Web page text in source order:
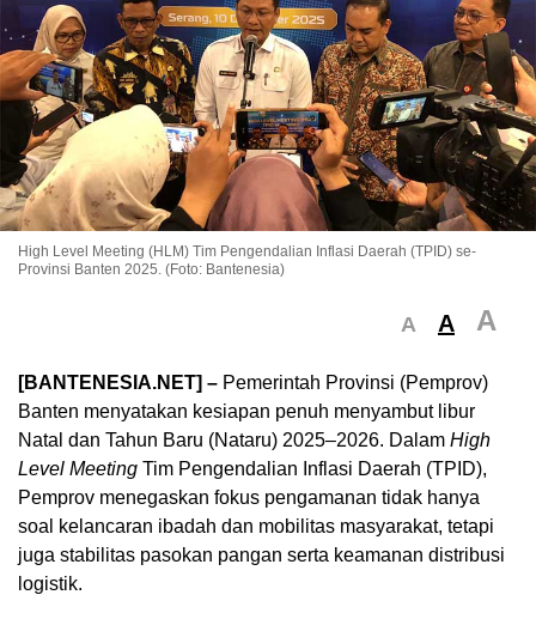
High Level Meeting (HLM) Tim Pengendalian Inflasi Daerah (TPID) se-
Provinsi Banten 2025. (Foto: Bantenesia)
A A A
[BANTENESIA.NET] – Pemerintah Provinsi (Pemprov)
Banten menyatakan kesiapan penuh menyambut libur
Natal dan Tahun Baru (Nataru) 2025–2026. Dalam High
Level Meeting Tim Pengendalian Inflasi Daerah (TPID),
Pemprov menegaskan fokus pengamanan tidak hanya
soal kelancaran ibadah dan mobilitas masyarakat, tetapi
juga stabilitas pasokan pangan serta keamanan distribusi
logistik.